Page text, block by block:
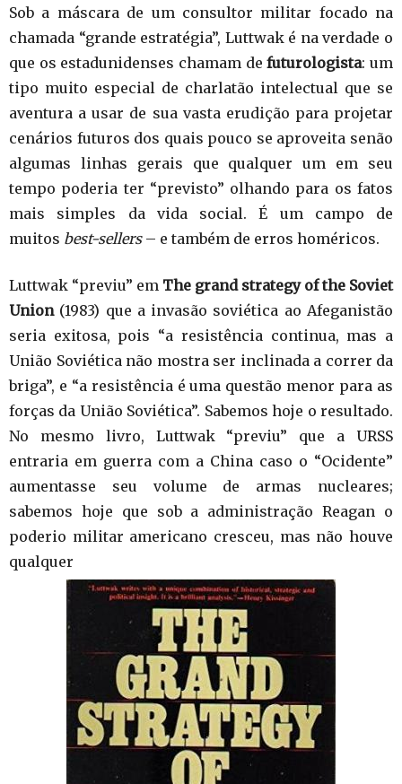
Sob a máscara de um consultor militar focado na
chamada “grande estratégia”, Luttwak é na verdade o
que os estadunidenses chamam defuturologista: um
tipo muito especial de charlatão intelectual que se
aventura a usar de sua vasta erudição para projetar
cenários futuros dos quais pouco se aproveita senão
algumas linhas gerais que qualquer um em seu
tempo poderia ter “previsto” olhando para os fatos
mais simples da vida social. É um campo de
muitos best-sellers– e também de erros homéricos.
Luttwak “previu” em The grand strategy of the Soviet
Union(1983) que a invasão soviética ao Afeganistão
seria exitosa, pois “a resistência continua, mas a
União Soviética não mostra ser inclinada a correr da
briga”, e “a resistência é uma questão menor para as
forças da União Soviética”. Sabemos hoje o resultado.
No mesmo livro, Luttwak “previu” que a URSS
entraria em guerra com a China caso o “Ocidente”
aumentasse seu volume de armas nucleares;
sabemos hoje que sob a administração Reagan o
poderio militar americano cresceu, mas não houve
qualquer